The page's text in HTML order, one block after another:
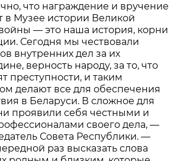
что награждение и вручение
в Музее истории Великой
— это наша история, корни
Сегодня мы чествовали
внутренних дел за их
верность народу, за то, что
преступности, и таким
делают все для обеспечения
в Беларуси. В сложное для
проявили себя честными и
своего дела, —
Совета Республики. —
раз высказать слова